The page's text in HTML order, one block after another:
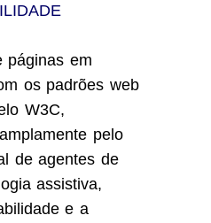
páginas em
os padrões web
W3C,
pelo
de agentes de
assistiva,
e a